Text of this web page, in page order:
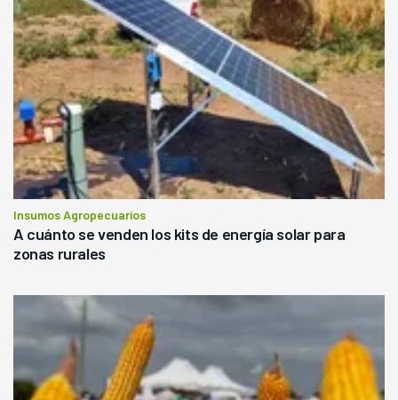
Insumos Agropecuarios
A cuánto se venden los kits de energía solar para
zonas rurales